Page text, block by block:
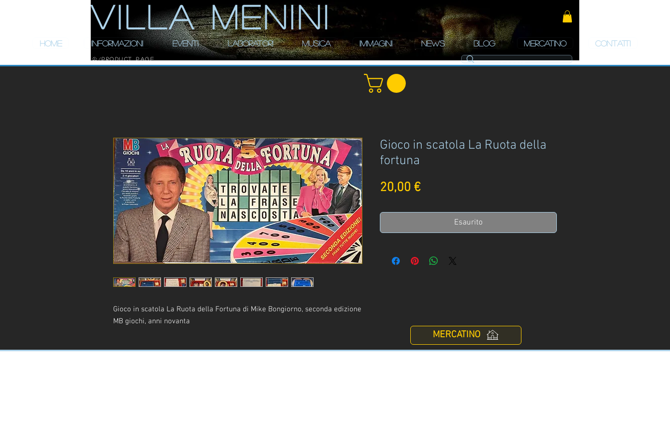
ViLLA MENINI
HOME INFORMAZIONI EVENTI LABORATORI MUSICA IMMAGINI NEWS BLOG MERCATINO CONTATTI
/ Product Page
Gioco in scatola La Ruota della Fortuna di Mike Bongiorno, seconda edizione
MB giochi, anni novanta
Gioco in scatola La Ruota della
fortuna
20,00 €Prezzo
Esaurito
MERCATINO